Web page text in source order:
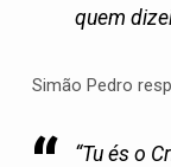
quem
Simão Pedro
“Tu és o